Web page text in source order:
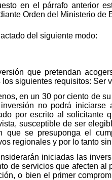
en el párrafo anterior
Orden del Ministerio
del siguiente modo:
que pretendan
siguientes requisitos: Ser
en un 30 por ciento de
no podrá
por escrito al solicitante
susceptible de ser
que se presuponga el
regionales y por lo tanto
iniciadas las
de servicios que afecten
o bien el primer